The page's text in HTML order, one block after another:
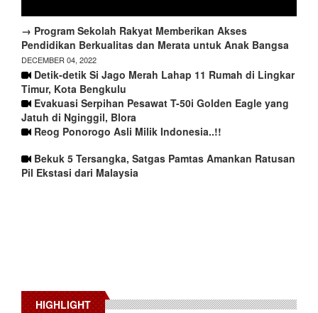
→ Program Sekolah Rakyat Memberikan Akses
Pendidikan Berkualitas dan Merata untuk Anak Bangsa
DECEMBER 04, 2022
Detik-detik Si Jago Merah Lahap 11 Rumah di Lingkar
Timur, Kota Bengkulu
Evakuasi Serpihan Pesawat T-50i Golden Eagle yang
Jatuh di Nginggil, Blora
Reog Ponorogo Asli Milik Indonesia..!!
Bekuk 5 Tersangka, Satgas Pamtas Amankan Ratusan
Pil Ekstasi dari Malaysia
HIGHLIGHT